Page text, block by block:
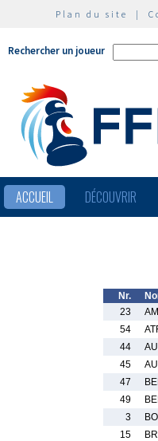
Plan du site |
Rechercher un joueur
ACCUEIL DÉCOUVRIR
Nr.
23
54
44
45
47
49
3
15